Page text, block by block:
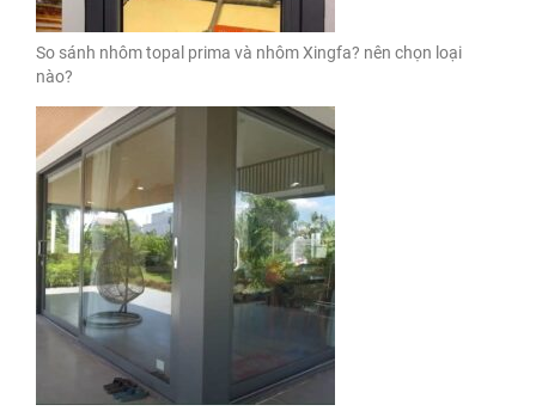
So sánh nhôm topal prima và nhôm Xingfa? nên chọn loại
nào?